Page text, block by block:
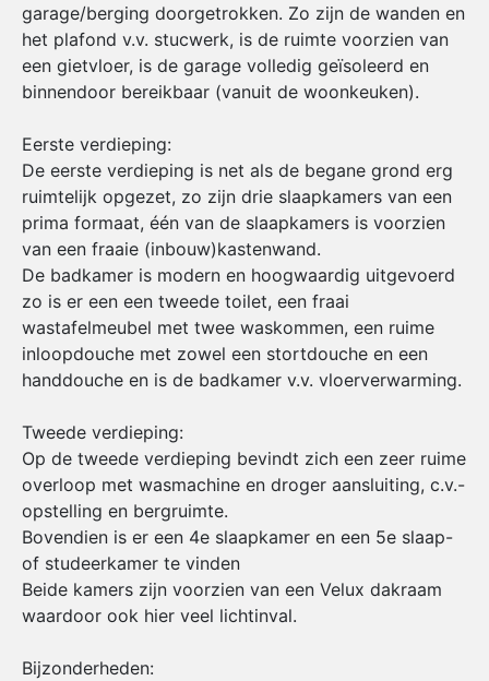
garage/berging doorgetrokken. Zo zijn de wanden en
het plafond v.v. stucwerk, is de ruimte voorzien van
een gietvloer, is de garage volledig geïsoleerd en
binnendoor bereikbaar (vanuit de woonkeuken).
Eerste verdieping:
De eerste verdieping is net als de begane grond erg
ruimtelijk opgezet, zo zijn drie slaapkamers van een
prima formaat, één van de slaapkamers is voorzien
van een fraaie (inbouw)kastenwand.
De badkamer is modern en hoogwaardig uitgevoerd
zo is er een een tweede toilet, een fraai
wastafelmeubel met twee waskommen, een ruime
inloopdouche met zowel een stortdouche en een
handdouche en is de badkamer v.v. vloerverwarming.
Tweede verdieping:
Op de tweede verdieping bevindt zich een zeer ruime
overloop met wasmachine en droger aansluiting, c.v.-
opstelling en bergruimte.
Bovendien is er een 4e slaapkamer en een 5e slaap-
of studeerkamer te vinden
Beide kamers zijn voorzien van een Velux dakraam
waardoor ook hier veel lichtinval.
Bijzonderheden: